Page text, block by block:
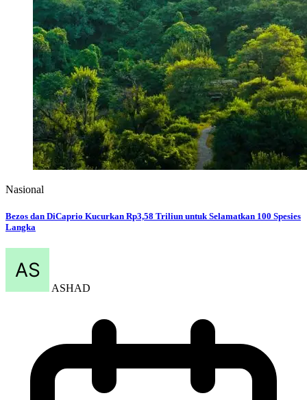
Nasional
Bezos dan DiCaprio Kucurkan Rp3,58 Triliun untuk Selamatkan 100 Spesies
Langka
ASHAD